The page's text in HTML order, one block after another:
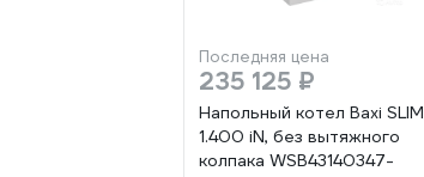
Последняя цена
235 125 ₽
Напольный котел Baxi SLIM
1.400 iN, без вытяжного
колпака WSB43140347-